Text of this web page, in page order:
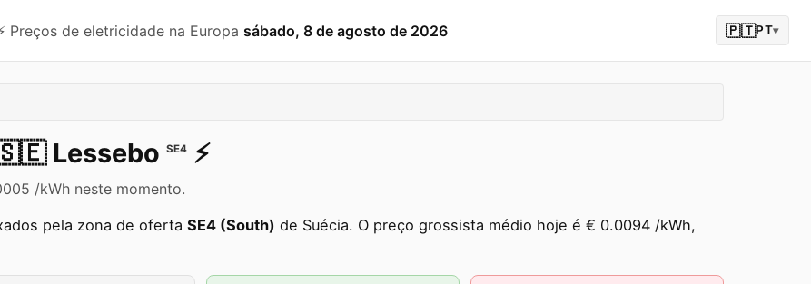
Preços de eletricidade na Europa sábado, 8 de agosto de 2026 🇵🇹PT▾
Lessebo SE4 ⚡️
/kWh neste momento.
pela zona de oferta SE4 (South) de Suécia. O preço grossista médio hoje é € 0.0094 /kWh,